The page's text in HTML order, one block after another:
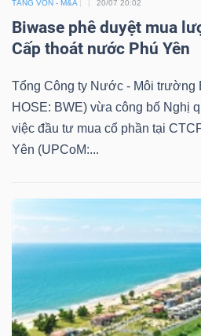
TĂNG VỐN - M&A 20/07 20:02
Biwase phê duyệt mua
Cấp thoát nước Phú Yên
Tổng Công ty Nước - Môi trường
HOSE: BWE) vừa công bố Nghị
việc đầu tư mua cổ phần tại
Yên (UPCoM:...
Dữ
liệu
tài
chính